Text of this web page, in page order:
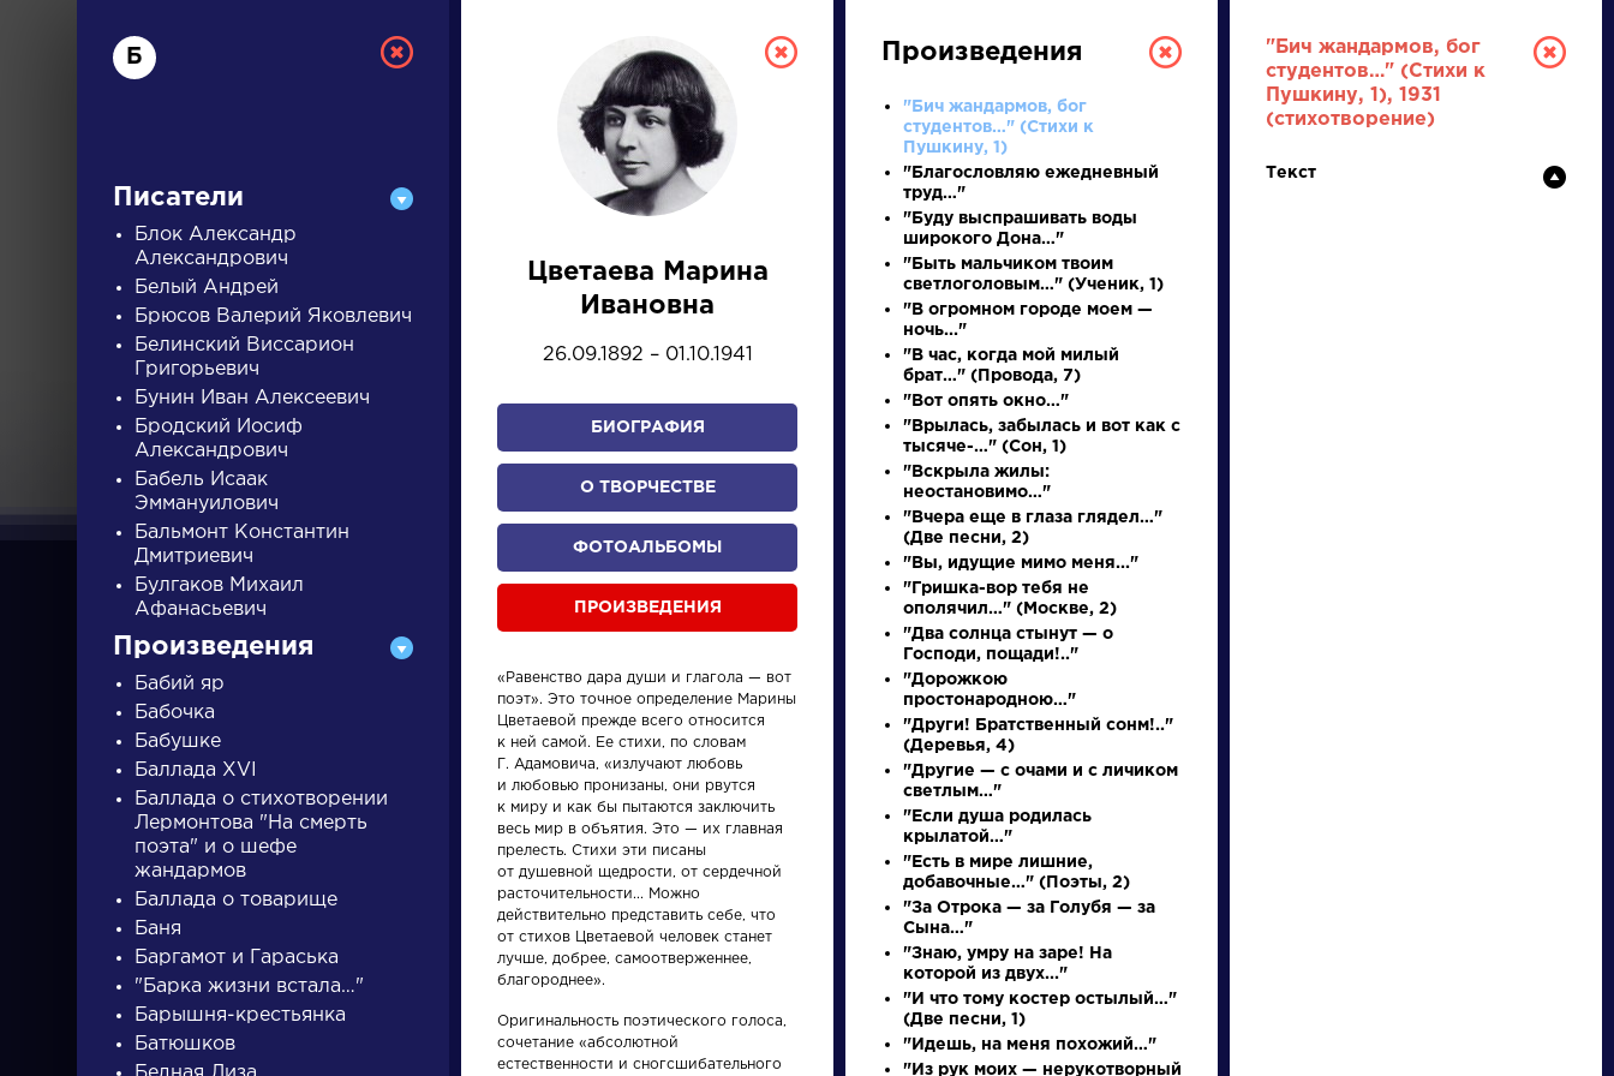
РУССКАЯ ЛИТЕРАТУРА
ДЛЯ ПРЕЗЕНТАЦИЙ, УРОКОВ И ЕГЭ
А Б З С Т У Ф
писатели произведения персонажи
Писатели
Гончаров Иван
Александрович
Произведения
На птичку
Произведения
Ода на день
восшествия на
Произведения
Недоросль
Б
Писатели
Блок Александр
Александрович
Белый Андрей
Брюсов Валерий Яковлевич
Белинский Виссарион
Григорьевич
Бунин Иван Алексеевич
Бродский Иосиф
Александрович
Бабель Исаак
Эммануилович
Бальмонт Константин
Дмитриевич
Булгаков Михаил
Афанасьевич
Произведения
Бабий яр
Бабочка
Бабушке
Баллада XVI
Баллада о стихотворении
Лермонтова "На смерть
поэта" и о шефе
жандармов
Баллада о товарище
Баня
Баргамот и Гараська
"Барка жизни встала…"
Барышня-крестьянка
Батюшков
Цветаева Марина
Ивановна
26.09.1892 – 01.10.1941
БИОГРАФИЯ
О ТВОРЧЕСТВЕ
ФОТОАЛЬБОМЫ
ПРОИЗВЕДЕНИЯ
«Равенство дара души и глагола — вот
поэт». Это точное определение Марины
Цветаевой прежде всего относится
к ней самой. Ее стихи, по словам
Г. Адамовича, «излучают любовь
и любовью пронизаны, они рвутся
к миру и как бы пытаются заключить
весь мир в объятия. Это — их главная
прелесть. Стихи эти писаны
от душевной щедрости, от сердечной
расточительности... Можно
действительно представить себе, что
от стихов Цветаевой человек станет
лучше, добрее, самоотверженнее,
благороднее».
Оригинальность поэтического голоса,
сочетание «абсолютной
естественности и сногсшибательного
Произведения
"Бич жандармов, бог
студентов…" (Стихи к
Пушкину, 1)
"Благословляю ежедневный
труд…"
"Буду выспрашивать воды
широкого Дона…"
"Быть мальчиком твоим
светлоголовым…" (Ученик, 1)
"В огромном городе моем —
ночь..."
"В час, когда мой милый
брат…" (Провода, 7)
"Вот опять окно…"
"Врылась, забылась и вот как с
тысяче-…" (Сон, 1)
"Вскрыла жилы:
неостановимо…"
"Вчера еще в глаза глядел…"
(Две песни, 2)
"Вы, идущие мимо меня..."
"Гришка-вор тебя не
ополячил…" (Москве, 2)
"Два солнца стынут — о
Господи, пощади!.."
"Дорожкою
простонародною…"
"Други! Братственный сонм!.."
(Деревья, 4)
"Другие — с очами и с личиком
светлым…"
"Если душа родилась
крылатой…"
"Есть в мире лишние,
добавочные…" (Поэты, 2)
"За Отрока — за Голубя — за
Сына…"
"Знаю, умру на заре! На
которой из двух..."
"И что тому костер остылый…"
(Две песни, 1)
"Идешь, на меня похожий…"
"Из рук моих — нерукотворный
"Бич жандармов, бог
студентов…" (Стихи к
Пушкину, 1), 1931
(стихотворение)
Текст